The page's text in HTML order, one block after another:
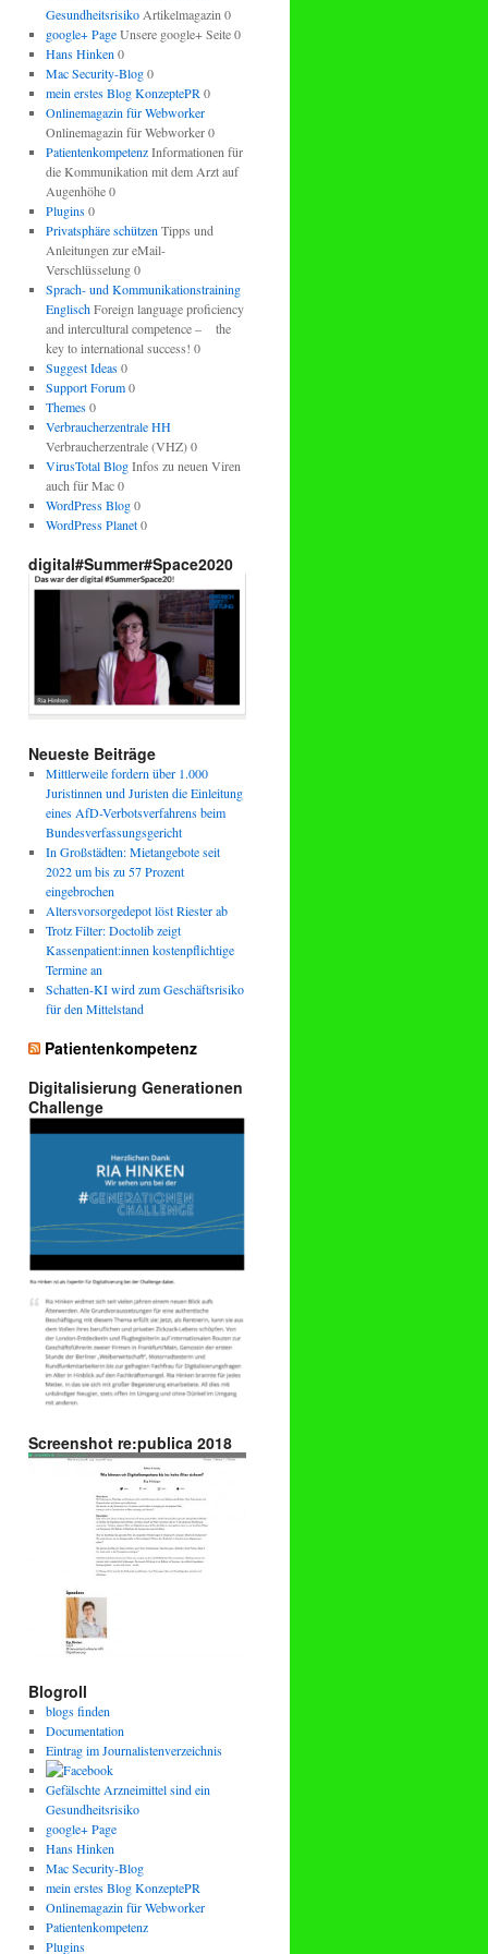
GesundheitsrisikoArtikelmagazin 0
google+ PageUnsere google+ Seite 0
Hans Hinken 0
Mac Security-Blog0
mein erstes Blog KonzeptePR 0
Onlinemagazin für Webworker
Onlinemagazin für Webworker 0
PatientenkompetenzInformationen für
die Kommunikation mit dem Arzt auf
Augenhöhe 0
Plugins0
Privatsphäre schützen Tipps und
Anleitungen zur eMail-
Verschlüsselung 0
Sprach- und Kommunikationstraining
EnglischForeign language proficiency
and intercultural competence – the
key to international success! 0
Suggest Ideas0
Support Forum0
Themes0
Verbraucherzentrale HH
Verbraucherzentrale (VHZ) 0
VirusTotal BlogInfos zu neuen Viren
auch für Mac 0
WordPress Blog0
WordPress Planet0
digital#Summer#Space2020
Neueste Beiträge
Mittlerweile fordern über 1.000
Juristinnen und Juristen die Einleitung
eines AfD-Verbotsverfahrens beim
Bundesverfassungsgericht
In Großstädten: Mietangebote seit
2022 um bis zu 57 Prozent
eingebrochen
Altersvorsorgedepot löst Riester ab
Trotz Filter: Doctolib zeigt
Kassenpatient:innen kostenpflichtige
Termine an
Schatten-KI wird zum Geschäftsrisiko
für den Mittelstand
Patientenkompetenz
Digitalisierung Generationen
Challenge
Screenshot re:publica 2018
Blogroll
blogs finden
Documentation
Eintrag im Journalistenverzeichnis
Gefälschte Arzneimittel sind ein
Gesundheitsrisiko
google+ Page
Hans Hinken
Mac Security-Blog
mein erstes Blog KonzeptePR
Onlinemagazin für Webworker
Patientenkompetenz
Plugins